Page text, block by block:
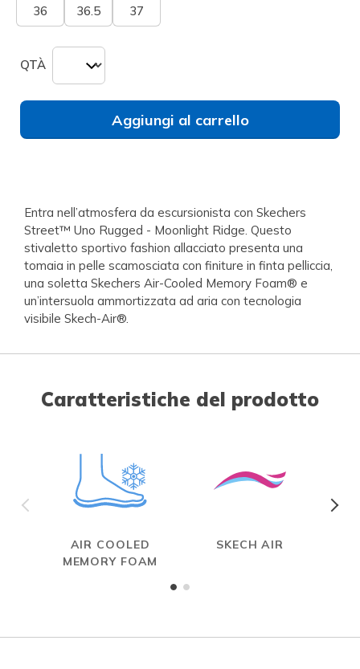
36 36.5 37
QTÀ
Aggiungi al carrello
Entra nell’atmosfera da escursionista con Skechers
Street™ Uno Rugged - Moonlight Ridge. Questo
stivaletto sportivo fashion allacciato presenta una
tomaia in pelle scamosciata con finiture in finta pelliccia,
una soletta Skechers Air-Cooled Memory Foam® e
un’intersuola ammortizzata ad aria con tecnologia
visibile Skech-Air®.
Caratteristiche del prodotto
AIR COOLED
MEMORY FOAM
SKECH AIR